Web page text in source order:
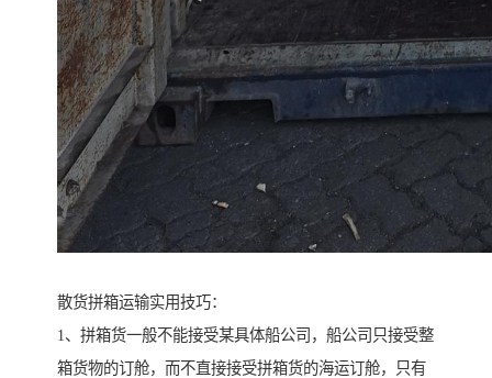
散货拼箱运输实用技巧：
1、拼箱货一般不能接受某具体船公司，船公司只接受整
箱货物的订舱，而不直接接受拼箱货的海运订舱，只有